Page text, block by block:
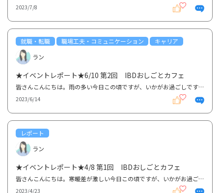
2023/7/8
就職・転職 職場工夫・コミュニケーション
キャリア
ラン
★イベントレポート★6/10 第2回 IBDおしごとカフェ
皆さんこんにちは。雨の多い今日この頃ですが、いかがお過ごしですか～？？さて、グッテではIBD患者さん...
2023/6/14
レポート
ラン
★イベントレポート★4/8 第1回 IBDおしごとカフェ
皆さんこんにちは。寒暖差が激しい今日この頃ですが、いかがお過ごしですか～？？さて、グッテではIBD患...
2023/4/23